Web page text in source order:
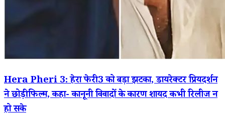
Hera Pheri 3: हेरा फेरी 3 को बड़ा झटका, डायरेक्टर प्रियदर्शन
ने छोड़ी फिल्म, कहा- कानूनी विवादों के कारण शायद कभी रिलीज न
हो सके